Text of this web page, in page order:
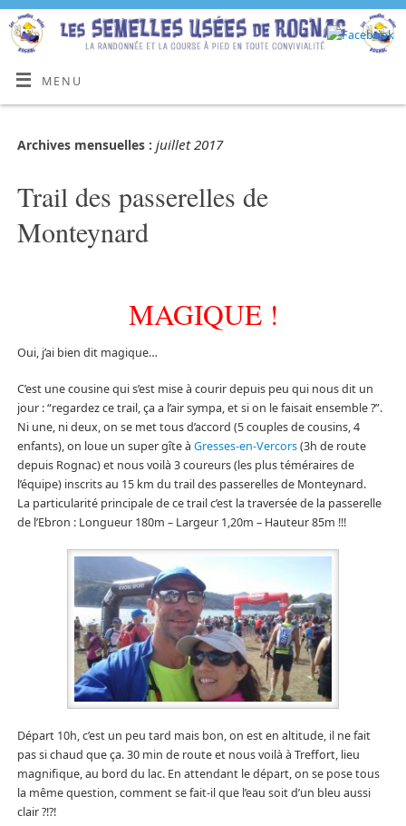
MENU
Archives mensuelles : juillet 2017
Trail des passerelles de
Monteynard
MAGIQUE !
Oui, j’ai bien dit magique…
C’est une cousine qui s’est mise à courir depuis peu qui nous dit un
jour : “regardez ce trail, ça a l’air sympa, et si on le faisait ensemble ?”.
Ni une, ni deux, on se met tous d’accord (5 couples de cousins, 4
enfants), on loue un super gîte à Gresses-en-Vercors(3h de route
depuis Rognac) et nous voilà 3 coureurs (les plus téméraires de
l’équipe) inscrits au 15 km du trail des passerelles de Monteynard.
La particularité principale de ce trail c’est la traversée de la passerelle
de l’Ebron : Longueur 180m – Largeur 1,20m – Hauteur 85m !!!
Départ 10h, c’est un peu tard mais bon, on est en altitude, il ne fait
pas si chaud que ça. 30 min de route et nous voilà à Treffort, lieu
magnifique, au bord du lac. En attendant le départ, on se pose tous
la même question, comment se fait-il que l’eau soit d’un bleu aussi
clair ?!?!